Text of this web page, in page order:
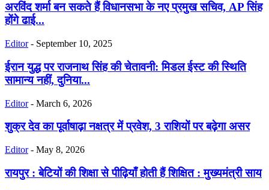
अरविंद शर्मा बन सकते हैं विधानसभा के नए प्रमुख सचिव, AP सिंह
होंगे ढाई...
Editor - September 10, 2025
ईरान युद्ध पर राजनाथ सिंह की चेतावनी: मिडल ईस्ट की स्थिति
सामान्य नहीं, दुनिया...
Editor - March 6, 2026
शुक्र देव का पूर्वाषाढ़ा नक्षत्र में प्रवेश, 3 राशियों पर बढ़ेगा असर
Editor - May 8, 2026
रायपुर : बेटियों की शिक्षा से पीढ़ियाँ होती हैं शिक्षित : मुख्यमंत्री साय